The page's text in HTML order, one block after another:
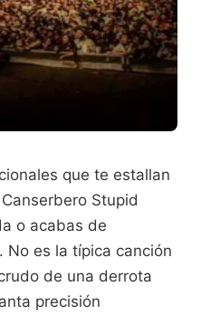
que te estallan
Stupid
o acabas de
es la típica canción
de una derrota
precisión